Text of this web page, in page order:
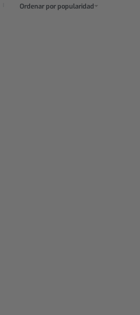
Ordenar por popularidad